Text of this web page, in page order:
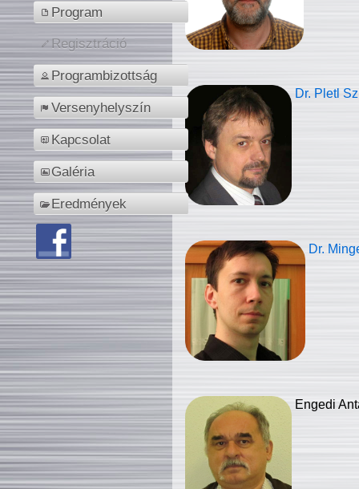
Program
Regisztráció
Programbizottság
Versenyhelyszín
Kapcsolat
Galéria
Eredmények
Dr. Pletl
Dr.
Engedi